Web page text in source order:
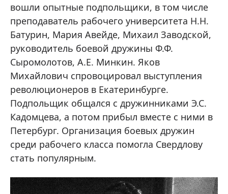
вошли опытные подпольщики, в том числе
преподаватель рабочего университета Н.Н.
Батурин, Мария Авейде, Михаил Заводской,
руководитель боевой дружины Ф.Ф.
Сыромолотов, А.Е. Минкин. Яков
Михайлович спровоцировал выступления
революционеров в Екатеринбурге.
Подпольщик общался с дружинниками Э.С.
Кадомцева, а потом прибыл вместе с ними в
Петербург. Организация боевых дружин
среди рабочего класса помогла Свердлову
стать популярным.